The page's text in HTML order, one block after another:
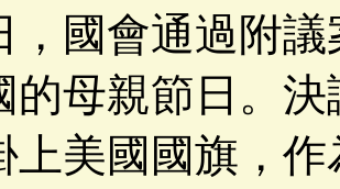
，國會通過附
的母親節日。
上美國國旗，